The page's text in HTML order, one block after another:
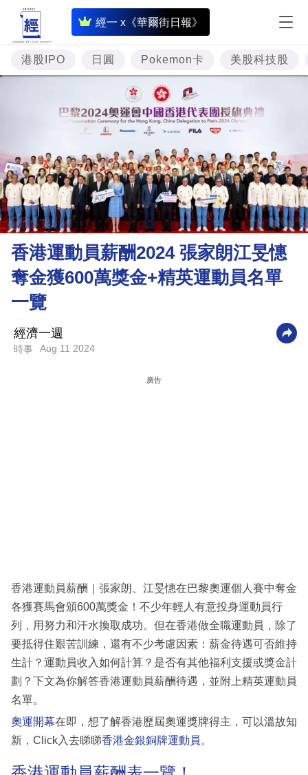
經一 x《華爾街日報》
即
時
財
經
題
資
樓
市
理
財
商
技
專
區
港股IPO 日圓 Pokemon卡 美股科技股
香港運動員薪酬2024 張家朗江旻憓
奪金獲600萬獎金+精英運動員名單
一覽
經濟一週
時事 Aug 11 2024
廣告
香港運動員薪酬｜張家朗、江旻憓在巴黎奧運個人賽中奪金
各獲賽馬會頒600萬獎金！不少年輕人有意投身運動員行
列，用努力和汗水換取成功。但在香港做全職運動員，除了
要抵得住艱苦訓練，還有不少考慮因素：薪金待遇可否維持
生計？運動員收入如何計算？是否有其他福利支援或獎金計
劃？下文為你解答香港運動員薪酬待遇，並附上精英運動員
名單。
奧運開幕在即，想了解香港歷屆奧運獎牌得主，可以溫故知
新，Click入去睇睇香港金銀銅牌運動員 。